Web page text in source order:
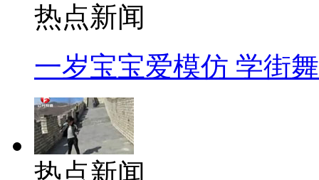
热点新闻
一岁宝宝爱模仿 学街
热点新闻